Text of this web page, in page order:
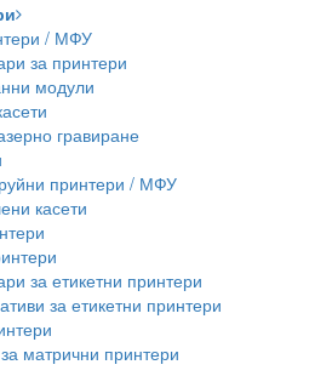
/ МФУ
за принтери
модули
гравиране
принтери / МФУ
касети
за етикетни принтери
за етикетни принтери
матрични принтери